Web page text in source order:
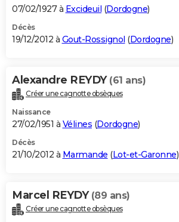
07/02/1927 à Excideuil (Dordogne)
Décès
19/12/2012 à Gout-Rossignol (Dordogne)
Alexandre REYDY (61 ans)
Créer une cagnotte obsèques
Naissance
27/02/1951 à Vélines (Dordogne)
Décès
21/10/2012 à Marmande (Lot-et-Garonne)
Marcel REYDY (89 ans)
Créer une cagnotte obsèques